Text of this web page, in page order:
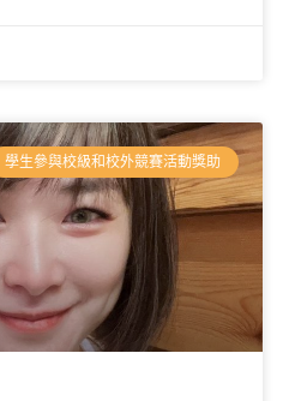
學生參與校級和校外競賽活動獎助